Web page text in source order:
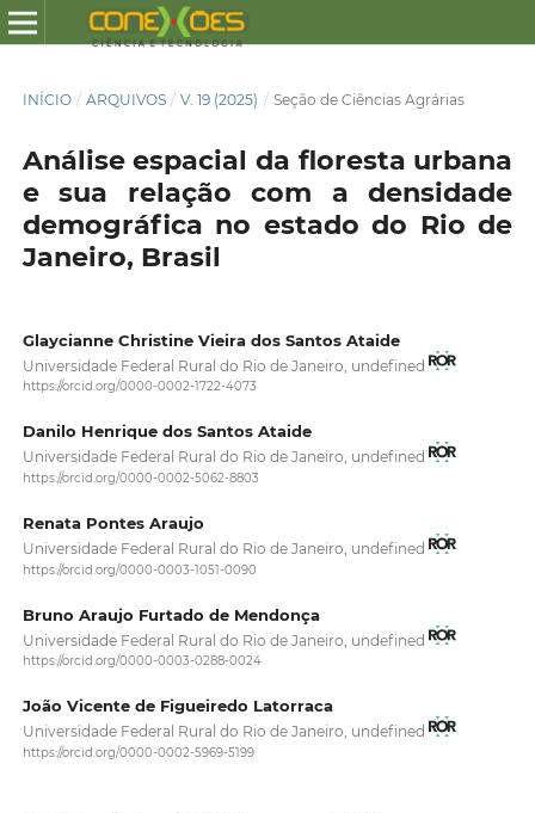
INÍCIO / ARQUIVOS / V. 19 (2025) / Seção de Ciências Agrárias
Análise espacial da floresta urbana
e sua relação com a densidade
demográfica no estado do Rio de
Janeiro, Brasil
Glaycianne Christine Vieira dos Santos Ataide
Universidade Federal Rural do Rio de Janeiro, undefined
https://orcid.org/0000-0002-1722-4073
Danilo Henrique dos Santos Ataide
Universidade Federal Rural do Rio de Janeiro, undefined
https://orcid.org/0000-0002-5062-8803
Renata Pontes Araujo
Universidade Federal Rural do Rio de Janeiro, undefined
https://orcid.org/0000-0003-1051-0090
Bruno Araujo Furtado de Mendonça
Universidade Federal Rural do Rio de Janeiro, undefined
https://orcid.org/0000-0003-0288-0024
João Vicente de Figueiredo Latorraca
Universidade Federal Rural do Rio de Janeiro, undefined
https://orcid.org/0000-0002-5969-5199